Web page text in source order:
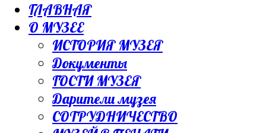
ГЛАВНАЯ
О МУЗЕЕ
ИСТОРИЯ МУЗЕЯ
Документы
ГОСТИ МУЗЕЯ
Дарители музея
СОТРУДНИЧЕСТВО